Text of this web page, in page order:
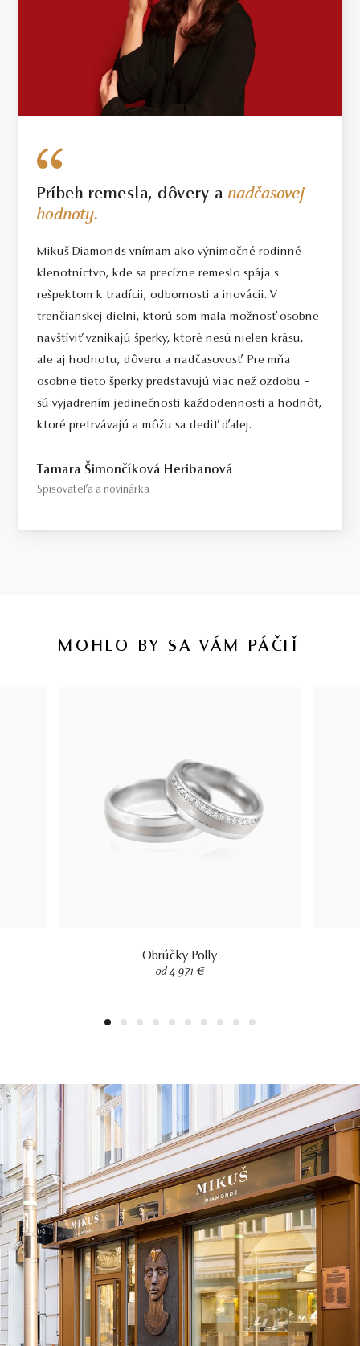
Príbeh remesla, dôvery anadčasovej
hodnoty.
Mikuš Diamonds vnímam ako výnimočné rodinné
klenotníctvo, kde sa precízne remeslo spája s
rešpektom k tradícii, odbornosti a inovácii. V
trenčianskej dielni, ktorú som mala možnosť osobne
navštíviť vznikajú šperky, ktoré nesú nielen krásu,
ale aj hodnotu, dôveru a nadčasovosť. Pre mňa
osobne tieto šperky predstavujú viac než ozdobu –
sú vyjadrením jedinečnosti každodennosti a hodnôt,
ktoré pretrvávajú a môžu sa dediť ďalej.
Tamara Šimončíková Heribanová
Spisovateľa a novinárka
MOHLO BY SA VÁM PÁČIŤ
Obrúčky Polly
od 4 971 €
1 2 3 4 5 6 7 8 9 10